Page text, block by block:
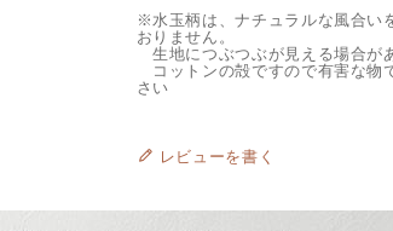
※水玉柄は、ナチュラルな風合い
おりません。
生地につぶつぶが見える場合が
コットンの殻ですので有害な物
さい
レビューを書く